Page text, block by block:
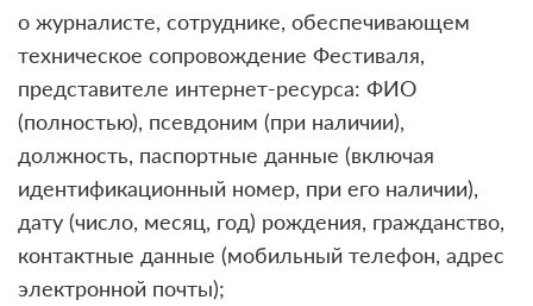
о журналисте, сотруднике, обеспечивающем
техническое сопровождение Фестиваля,
представителе интернет-ресурса: ФИО
(полностью), псевдоним (при наличии),
должность, паспортные данные (включая
идентификационный номер, при его наличии),
дату (число, месяц, год) рождения, гражданство,
контактные данные (мобильный телефон, адрес
электронной почты);